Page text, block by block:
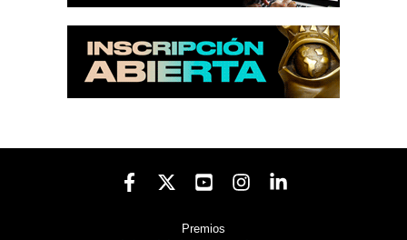
Premios